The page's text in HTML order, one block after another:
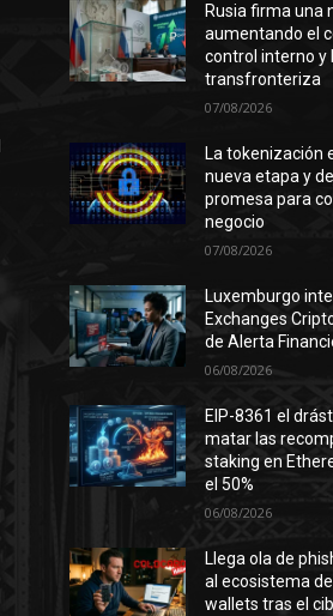
Rusia firma una
aumentando el
control interno y
transfronteriza
07/08/2026
La tokenización
nueva etapa y
promesa para
negocio
07/08/2026
Luxemburgo
Exchanges
de Alerta
06/08/2026
EIP-8361 el
matar las
staking en
el 50%
06/08/2026
Llega ola de
al ecosistema
wallets tras el